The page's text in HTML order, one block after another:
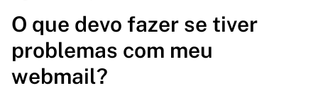
O que devo fazer se tiver
problemas com meu
webmail?